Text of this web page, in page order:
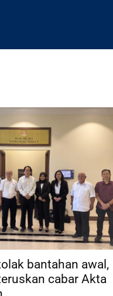
bantahan awal,
cabar Akta